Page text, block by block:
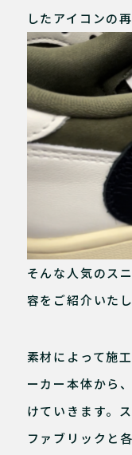
したアイコンの
そんな人気のス
容をご紹介いたし
素材によって施
ーカー本体から
けていきます。
ファブリックと